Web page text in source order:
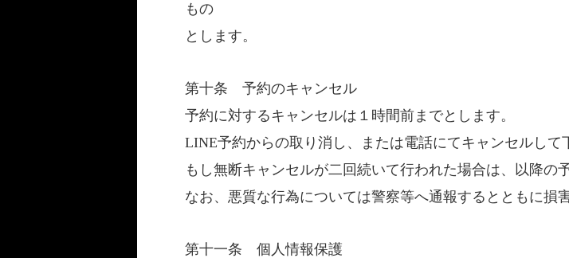
もの
とします。
第十条 予約のキャンセル
予約に対するキャンセルは１時間前までとします。
LINE予約からの取り消し、または電話にてキャンセルして
もし無断キャンセルが二回続いて行われた場合は、以降の
なお、悪質な行為については警察等へ通報するとともに損
第十一条 個人情報保護